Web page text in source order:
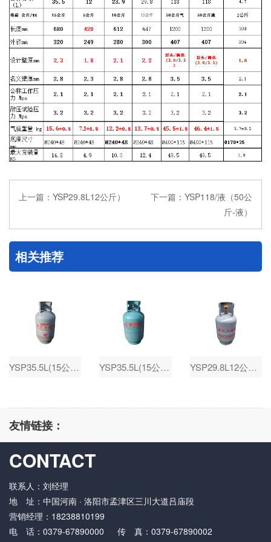
上一篇： YSP29.8L12公斤） 下一篇： YSP118/液（50公
斤-液）
相关推荐
YSP35.5L(15公斤-灰) YSP35.5L(15公斤-蓝) YSP29.8L12公斤）
友情链接：
CONTACT
联系人：刘经理
地 址：中国河南 · 洛阳市孟津区三川大道吕庙段
营销经理：18238810199
电 话：0379-67890000 传 真：0379-67890002